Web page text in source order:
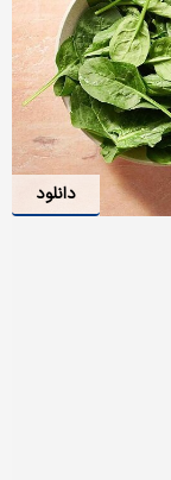
دانلود